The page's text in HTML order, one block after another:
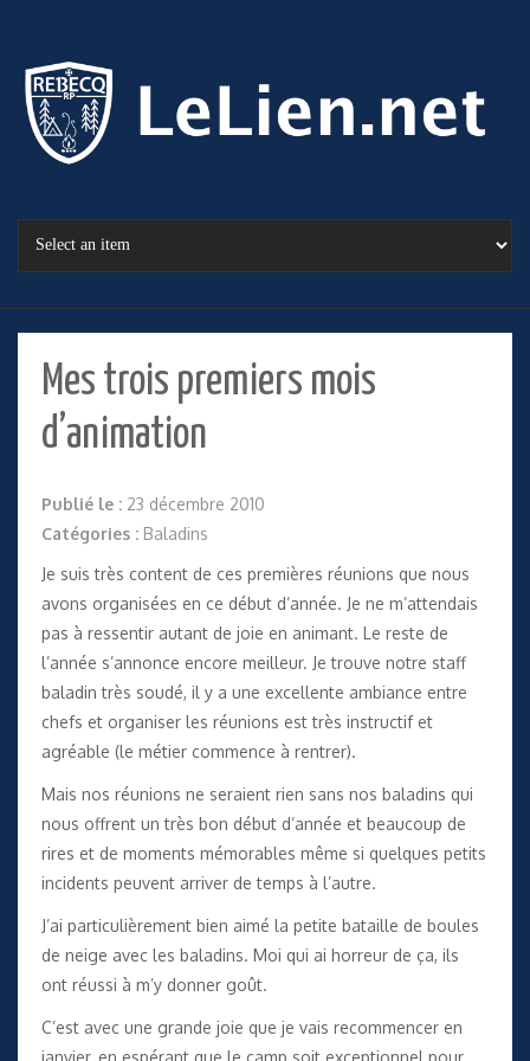
Mes trois premiers mois
d’animation
Publié le : 23 décembre 2010
Catégories : Baladins
Je suis très content de ces premières réunions que nous
avons organisées en ce début d’année. Je ne m’attendais
pas à ressentir autant de joie en animant. Le reste de
l’année s’annonce encore meilleur. Je trouve notre staff
baladin très soudé, il y a une excellente ambiance entre
chefs et organiser les réunions est très instructif et
agréable (le métier commence à rentrer).
Mais nos réunions ne seraient rien sans nos baladins qui
nous offrent un très bon début d’année et beaucoup de
rires et de moments mémorables même si quelques petits
incidents peuvent arriver de temps à l’autre.
J’ai particulièrement bien aimé la petite bataille de boules
de neige avec les baladins. Moi qui ai horreur de ça, ils
ont réussi à m’y donner goût.
C’est avec une grande joie que je vais recommencer en